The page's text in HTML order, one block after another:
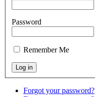
Password
Remember Me
Forgot your password?